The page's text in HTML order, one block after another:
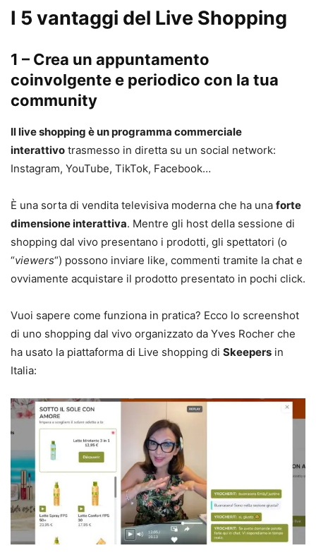
I 5 vantaggi del Live Shopping
1 – Crea un appuntamento
coinvolgente e periodico con la tua
community
Il live shopping è un programma commerciale
interattivo trasmesso in diretta su un social network:
Instagram, YouTube, TikTok, Facebook…
È una sorta di vendita televisiva moderna che ha una forte
dimensione interattiva. Mentre gli host della sessione di
shopping dal vivo presentano i prodotti, gli spettatori (o
“viewers“) possono inviare like, commenti tramite la chat e
ovviamente acquistare il prodotto presentato in pochi click.
Vuoi sapere come funziona in pratica? Ecco lo screenshot
di uno shopping dal vivo organizzato da Yves Rocher che
ha usato la piattaforma di Live shopping di Skeepers in
Italia: